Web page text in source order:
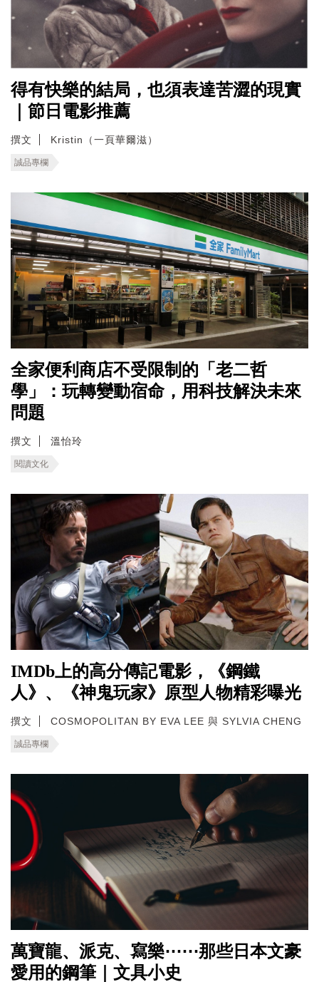
得有快樂的結局，也須表達苦澀的現實
｜節日電影推薦
撰文 Kristin（一頁華爾滋）
誠品專欄
全家便利商店不受限制的「老二哲
學」：玩轉變動宿命，用科技解決未來
問題
撰文 溫怡玲
閱讀文化
IMDb上的高分傳記電影，《鋼鐵
人》、《神鬼玩家》原型人物精彩曝光
撰文 COSMOPOLITAN BY EVA LEE 與 SYLVIA CHENG
誠品專欄
萬寶龍、派克、寫樂⋯⋯那些日本文豪
愛用的鋼筆｜文具小史